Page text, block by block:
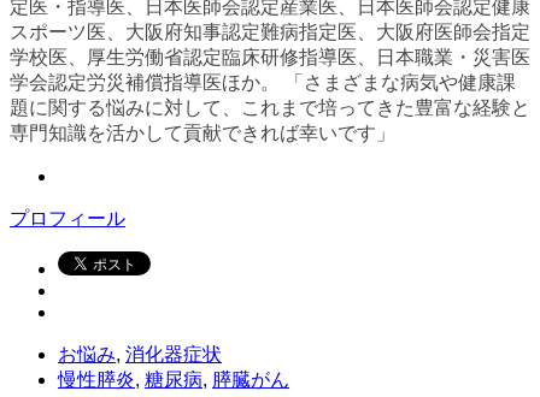
定医・指導医、日本医師会認定産業医、日本医師会認定健康
スポーツ医、大阪府知事認定難病指定医、大阪府医師会指定
学校医、厚生労働省認定臨床研修指導医、日本職業・災害医
学会認定労災補償指導医ほか。 「さまざまな病気や健康課
題に関する悩みに対して、これまで培ってきた豊富な経験と
専門知識を活かして貢献できれば幸いです」
プロフィール
お悩み, 消化器症状
慢性膵炎, 糖尿病, 膵臓がん